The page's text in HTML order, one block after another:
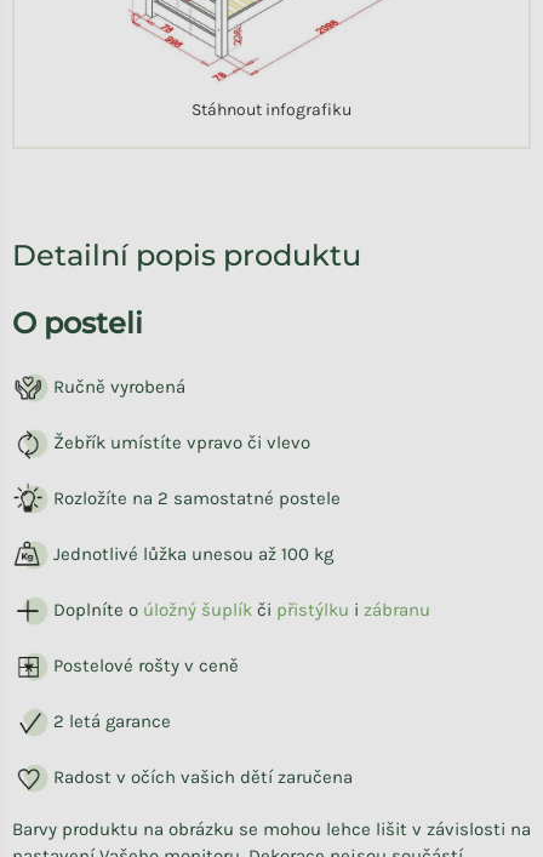
Stáhnout infografiku
Detailní popis produktu
O posteli
Ručně vyrobená
Žebřík umístíte vpravo či vlevo
Rozložíte na 2 samostatné postele
Jednotlivé lůžka unesou až 100 kg
Doplníte o úložný šuplík či přistýlku i zábranu
Postelové rošty v ceně
2 letá garance
Radost v očích vašich dětí zaručena
Barvy produktu na obrázku se mohou lehce lišit v závislosti na